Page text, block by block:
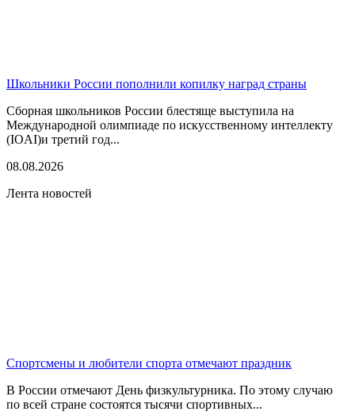
Школьники России пополнили копилку наград страны
Сборная школьников России блестяще выступила на
Международной олимпиаде по искусственному интеллекту
(IOAI)и третий год...
08.08.2026
Лента новостей
Спортсмены и любители спорта отмечают праздник
В России отмечают День физкультурника. По этому случаю
по всей стране состоятся тысячи спортивных...